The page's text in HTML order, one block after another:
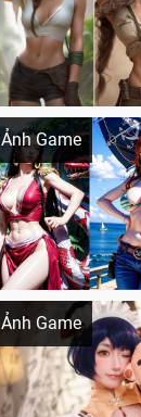
Ảnh Game
Khi AI Cosplay
Ảnh Game
Cosplay